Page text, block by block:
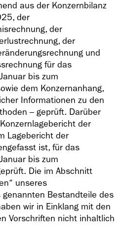
aus der Konzernbilanz
der
der
der
und
für das
bis zum
dem Konzernanhang,
Informationen zu den
– geprüft. Darüber
der
Lagebericht der
ist, für das
bis zum
Die im Abschnitt
unseres
genannten Bestandteile des
wir in Einklang mit den
Vorschriften nicht inhaltlich